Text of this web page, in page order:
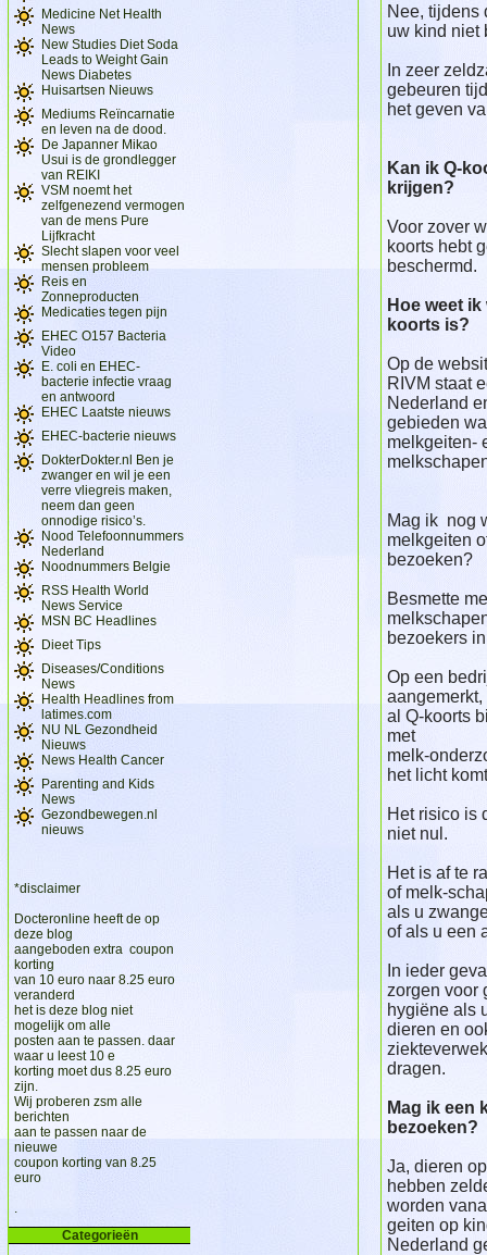
Medicine Net Health
News
New Studies Diet Soda
Leads to Weight Gain
News Diabetes
Huisartsen Nieuws
Mediums Reïncarnatie
en leven na de dood.
De Japanner Mikao
Usui is de grondlegger
van REIKI
VSM noemt het
zelfgenezend vermogen
van de mens Pure
Lijfkracht
Slecht slapen voor veel
mensen probleem
Reis en
Zonneproducten
Medicaties tegen pijn
EHEC O157 Bacteria
Video
E. coli en EHEC-
bacterie infectie vraag
en antwoord
EHEC Laatste nieuws
EHEC-bacterie nieuws
DokterDokter.nl Ben je
zwanger en wil je een
verre vliegreis maken,
neem dan geen
onnodige risico’s.
Nood Telefoonnummers
Nederland
Noodnummers Belgie
RSS Health World
News Service
MSN BC Headlines
Dieet Tips
Diseases/Conditions
News
Health Headlines from
latimes.com
NU NL Gezondheid
Nieuws
News Health Cancer
Parenting and Kids
News
Gezondbewegen.nl
nieuws
*disclaimer
Docteronline heeft de op
deze blog
aangeboden extra coupon
korting
van 10 euro naar 8.25 euro
veranderd
het is deze blog niet
mogelijk om alle
posten aan te passen. daar
waar u leest 10 e
korting moet dus 8.25 euro
zijn.
Wij proberen zsm alle
berichten
aan te passen naar de
nieuwe
coupon korting van 8.25
euro
Categorieën
Nee, tijdens
uw kind niet
In zeer
gebeuren
het geven
Kan ik Q-
krijgen?
Voor zover
koorts hebt
beschermd.
Hoe weet
koorts is?
Op de
RIVM staat
Nederland
gebieden
melkgeiten-
Mag ik nog
melkgeiten
bezoeken?
Besmette
bezoekers
Op een
al Q-koorts
met
melk-
het licht
Het risico is
niet nul.
Het is af te
of melk-
als u
of als u een
In ieder
zorgen voor
hygiëne als
dieren en
dragen.
Mag ik een
bezoeken?
Ja, dieren
hebben
worden
geiten op
Nederland